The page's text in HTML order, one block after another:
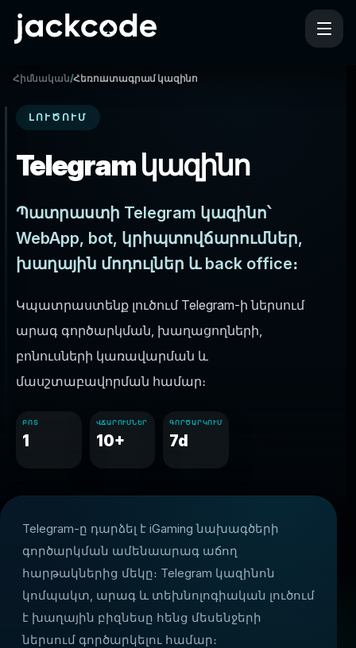
Հիմնական/Հեռուստագրամ կազինո
ԼՈՒԾՈՒՄ
Telegram կազինո
Պատրաստի Telegram կազինո՝
WebApp, bot, կրիպտովճարումներ,
խաղային մոդուլներ և back office։
Կպատրաստենք լուծում Telegram-ի ներսում
արագ գործարկման, խաղացողների,
բոնուսների կառավարման և
մասշտաբավորման համար։
ԲՈՏ
1
ՎՃԱՐՈՒՄՆԵՐ
10+
ԳՈՐԾԱՐԿՈՒՄ
7d
Telegram-ը դարձել է iGaming նախագծերի
գործարկման ամենաարագ աճող
հարթակներից մեկը։ Telegram կազինոն
կոմպակտ, արագ և տեխնոլոգիական լուծում
է խաղային բիզնեսը հենց մեսենջերի
ներսում գործարկելու համար։